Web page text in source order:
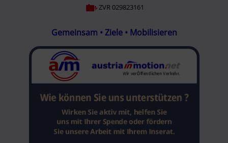
ZVR 029823161
Gemeinsam • Ziele • Mobilisieren